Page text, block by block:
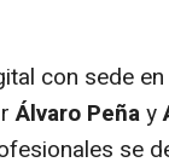
con sede
Álvaro Peñay
se